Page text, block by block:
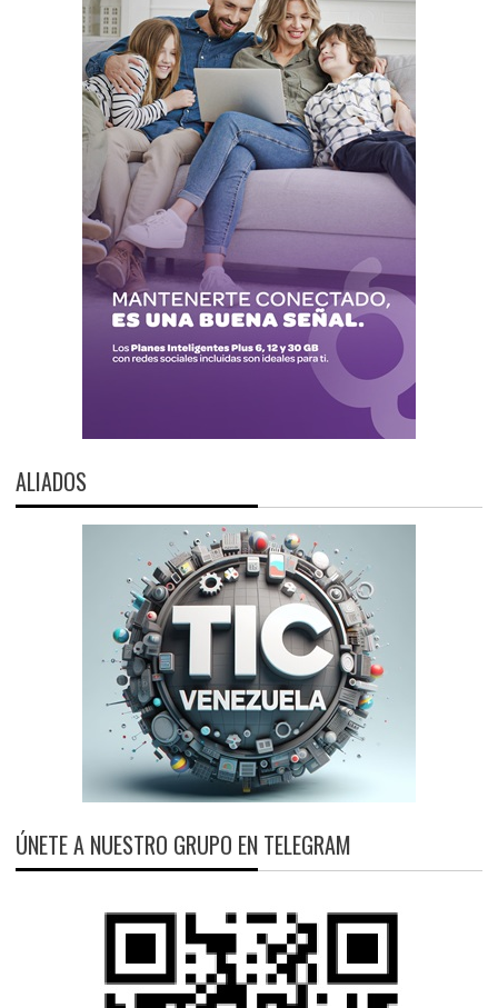
ALIADOS
ÚNETE A NUESTRO GRUPO EN TELEGRAM